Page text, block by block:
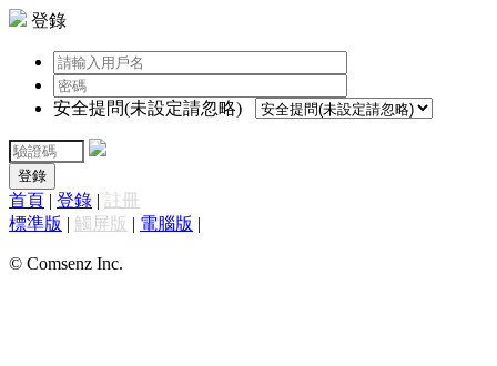
登錄
安全提問(未設定請忽略)
登錄
首頁 | 登錄 | 註冊
標準版 | 觸屏版 | 電腦版 |
© Comsenz Inc.